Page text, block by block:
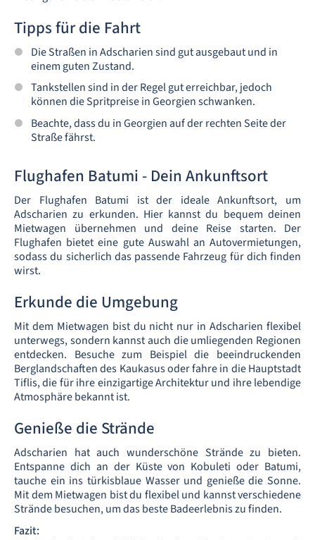
Tipps für die Fahrt
Die Straßen in Adscharien sind gut ausgebaut und in
einem guten Zustand.
Tankstellen sind in der Regel gut erreichbar, jedoch
können die Spritpreise in Georgien schwanken.
Beachte, dass du in Georgien auf der rechten Seite der
Straße fährst.
Flughafen Batumi - Dein Ankunftsort
Der Flughafen Batumi ist der ideale Ankunftsort, um
Adscharien zu erkunden. Hier kannst du bequem deinen
Mietwagen übernehmen und deine Reise starten. Der
Flughafen bietet eine gute Auswahl an Autovermietungen,
sodass du sicherlich das passende Fahrzeug für dich finden
wirst.
Erkunde die Umgebung
Mit dem Mietwagen bist du nicht nur in Adscharien flexibel
unterwegs, sondern kannst auch die umliegenden Regionen
entdecken. Besuche zum Beispiel die beeindruckenden
Berglandschaften des Kaukasus oder fahre in die Hauptstadt
Tiflis, die für ihre einzigartige Architektur und ihre lebendige
Atmosphäre bekannt ist.
Genieße die Strände
Adscharien hat auch wunderschöne Strände zu bieten.
Entspanne dich an der Küste von Kobuleti oder Batumi,
tauche ein ins türkisblaue Wasser und genieße die Sonne.
Mit dem Mietwagen bist du flexibel und kannst verschiedene
Strände besuchen, um das beste Badeerlebnis zu finden.
Fazit: